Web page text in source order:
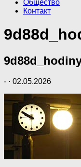
Общество
Контакт
- · 02.05.2026